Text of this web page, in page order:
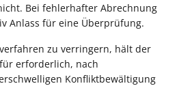
Bei fehlerhafter Abrechnung
Anlass für eine Überprüfung.
zu verringern, hält der
erforderlich, nach
Konfliktbewältigung